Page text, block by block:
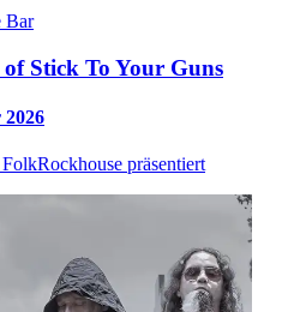
Bar
of Stick To Your Guns
Rockhouse präsentiert